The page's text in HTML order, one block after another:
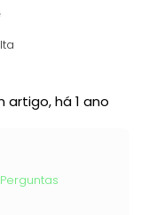
artigo,há 1 ano
Perguntas